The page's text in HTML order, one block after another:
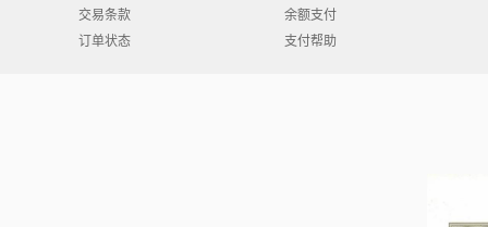
交易条款
订单状态
余额支付
支付帮助